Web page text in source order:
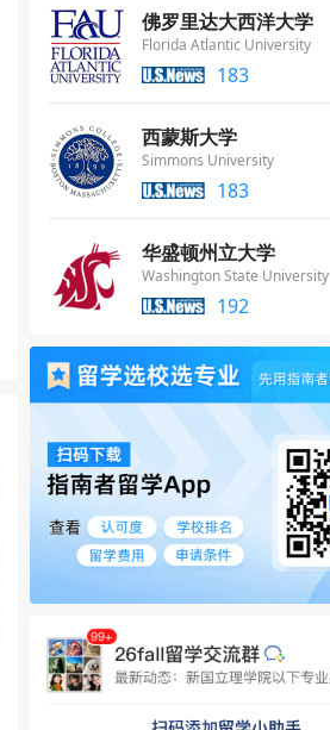
佛罗里达大西洋大学
Florida Atlantic University
183
西蒙斯大学
Simmons University
183
华盛顿州立大学
Washington State University
192